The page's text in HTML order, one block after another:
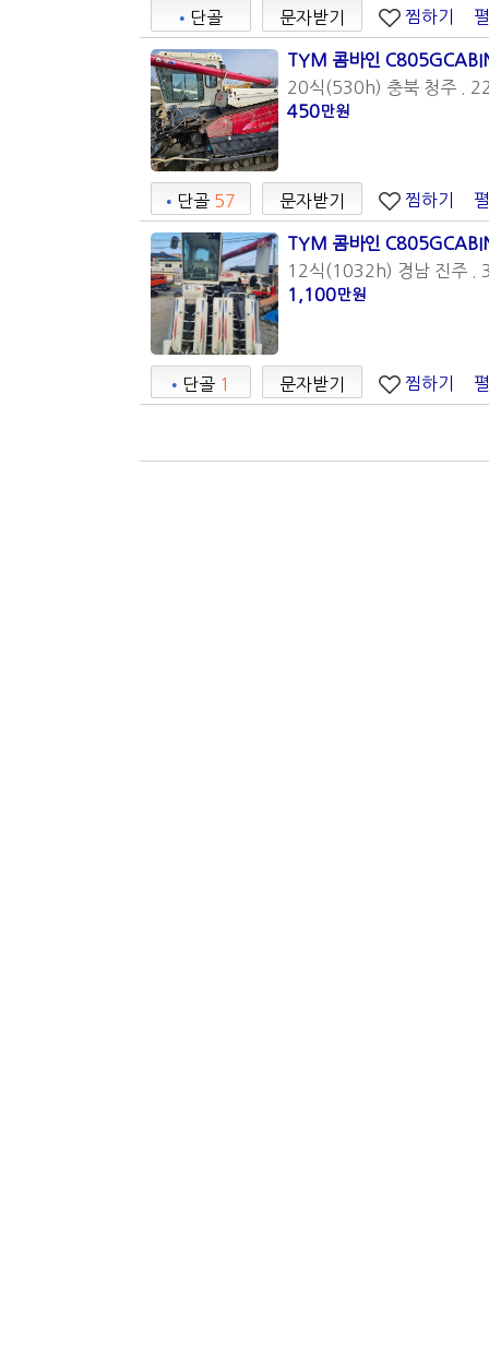
• 단골 문자받기 찜하기
TYM 콤바인
20식(530h) 충북 청주 .
450만원
• 단골 57 문자받기 찜하기
TYM 콤바인
12식(1032h) 경남 진주 .
1,100만원
• 단골 1 문자받기 찜하기